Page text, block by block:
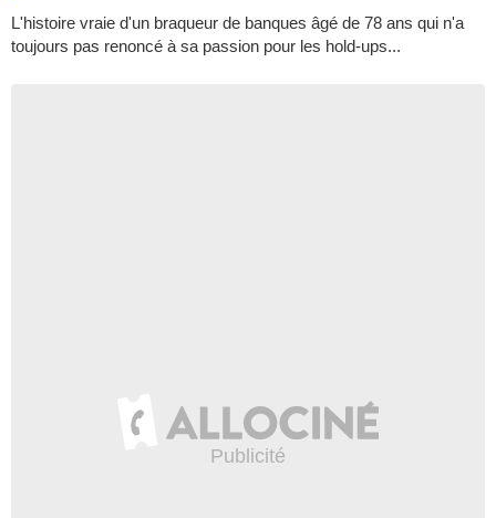
L'histoire vraie d'un braqueur de banques âgé de 78 ans qui n'a
toujours pas renoncé à sa passion pour les hold-ups...